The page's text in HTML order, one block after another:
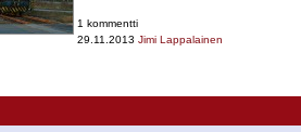
1 kommentti
29.11.2013 Jimi Lappalainen